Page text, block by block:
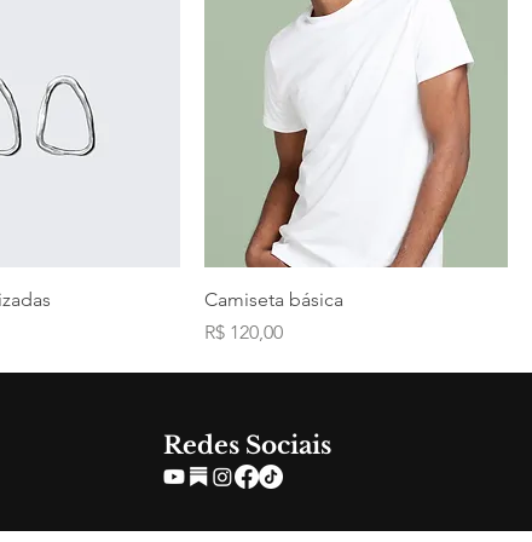
Camiseta básica
Preço
R$ 120,00
Redes Sociais